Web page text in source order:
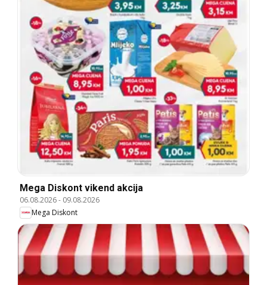
Mega Diskont vikend akcija
06.08.2026- 09.08.2026
Mega Diskont